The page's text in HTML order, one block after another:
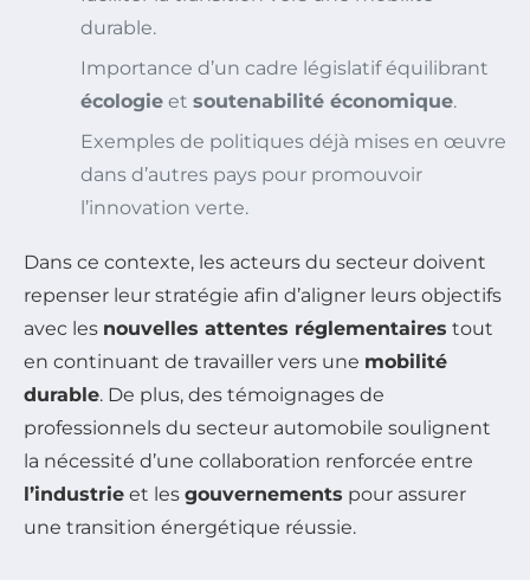
durable.
Importance d’un cadre législatif équilibrant
écologie et soutenabilité économique.
Exemples de politiques déjà mises en œuvre
dans d’autres pays pour promouvoir
l’innovation verte.
Dans ce contexte, les acteurs du secteur doivent
repenser leur stratégie afin d’aligner leurs objectifs
avec les nouvelles attentes réglementaires tout
en continuant de travailler vers une mobilité
durable. De plus, des témoignages de
professionnels du secteur automobile soulignent
la nécessité d’une collaboration renforcée entre
l’industrie et les gouvernements pour assurer
une transition énergétique réussie.